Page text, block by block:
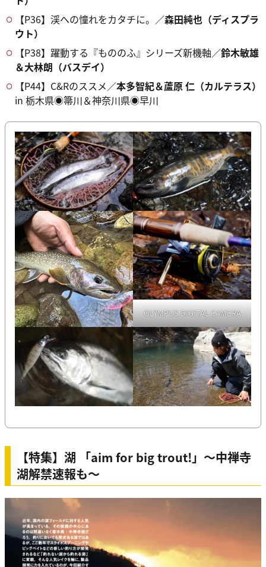
【P36】渓への憧れをカタチに。／森田純也（ディスプラ
ウト）
【P38】躍動する『もののふ』シリーズ新機軸／鈴木敏雄
＆大林朗（バスデイ）
【P44】C&Rのススメ／本多智紀＆蘆原 仁（カルテラス）
in 栃木県◉箒川＆神奈川県◉早川
OLYMPUS DIGITAL CAMERA
【特集】湖 「aim for big trout!」〜中禅寺
湖解禁速報も〜